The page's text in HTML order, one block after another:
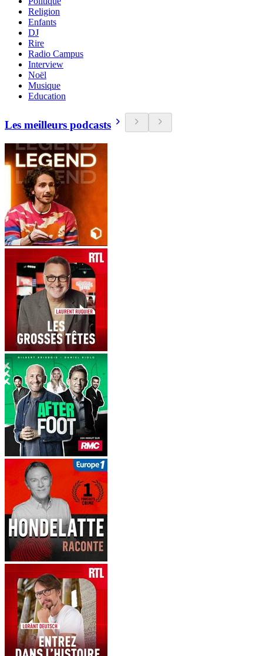
Religion
Enfants
DJ
Rire
Radio Campus
Interview
Noël
Musique
Education
Les meilleurs podcasts